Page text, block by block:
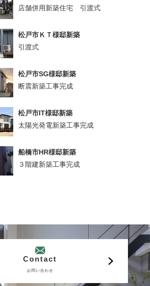
店舗併用新築住宅 引渡式
松戸市ＫＴ様邸新築
引渡式
松戸市SG様邸新築
断震新築工事完成
松戸市IT様邸新築
太陽光発電新築工事完成
船橋市HR様邸新築
３階建新築工事完成
Contact
お問い合わせ